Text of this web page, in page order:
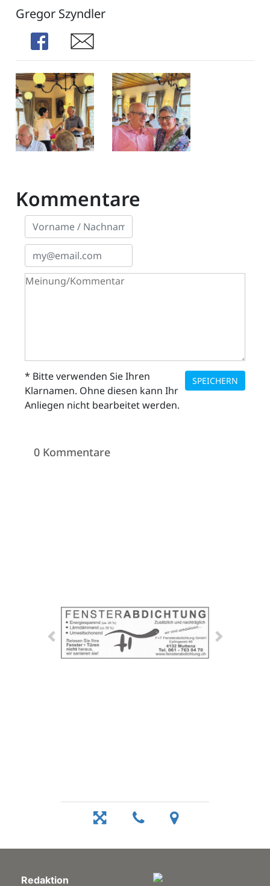
Gregor Szyndler
Share
Share
Kommentare
SPEICHERN
* Bitte verwenden Sie Ihren
Klarnamen. Ohne diesen kann Ihr
Anliegen nicht bearbeitet werden.
0 Kommentare
Redaktion